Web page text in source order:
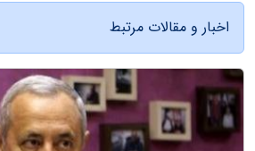
اخبار و مقالات مرتبط